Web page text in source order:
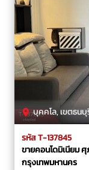
บุคคโล, เขตธน
รหัส T-137845
ขายคอนโดมิเนียม
กรุงเทพมหานคร